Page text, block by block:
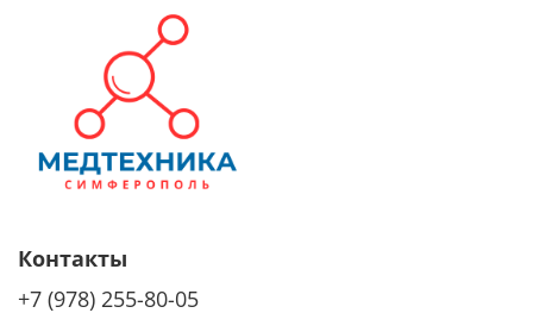
Контакты
+7 (978) 255-80-05